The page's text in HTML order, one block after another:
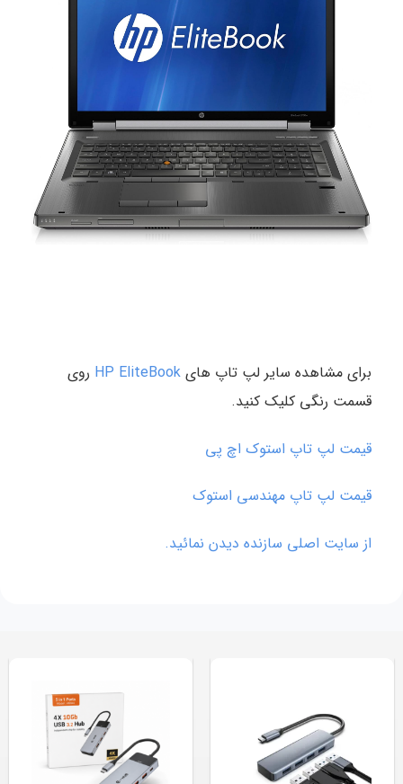
برای مشاهده سایر لپ تاپ های HP EliteBook روی
قسمت رنگی کلیک کنید.
قیمت لپ تاپ استوک اچ پی
قیمت لپ تاپ مهندسی استوک
از سایت اصلی سازنده دیدن نمائید.